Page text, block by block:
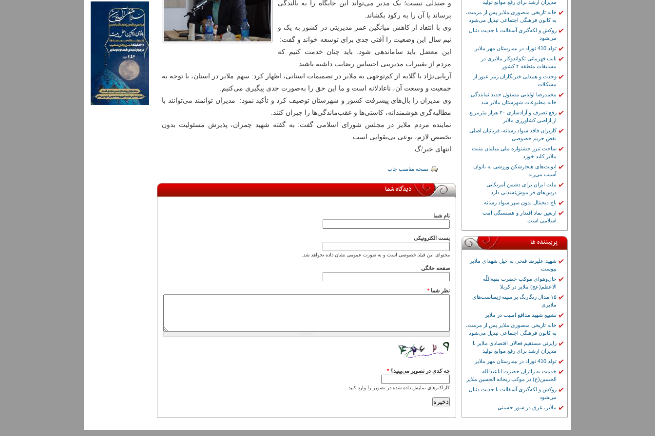
و صندلی نیست؛ یک مدیر می‌تواند این جایگاه را به بالندگی
برساند یا آن را به رکود بکشاند.
وی با انتقاد از کاهش میانگین عمر مدیریتی در کشور به یک و
نیم سال این وضعیت را آفتی جدی برای توسعه خواند و گفت:
این معضل باید ساماندهی شود. باید چنان خدمت کنیم که
مردم از تغییرات مدیریتی احساس رضایت داشته باشند.
آریایی‌نژاد با گلایه از کم‌توجهی به ملایر در تصمیمات استانی، اظهار کرد: سهم ملایر در استان، با توجه به
جمعیت و وسعت آن، ناعادلانه است و ما این حق را به‌صورت جدی پیگیری می‌کنیم.
وی مدیران را بال‌های پیشرفت کشور و شهرستان توصیف کرد و تأکید نمود: مدیران توانمند می‌توانند با
مطالبه‌گری هوشمندانه، کاستی‌ها و عقب‌ماندگی‌ها را جبران کنند.
نماینده مردم ملایر در مجلس شورای اسلامی گفت: به گفته شهید چمران، پذیرش مسئولیت بدون
تخصص لازم، نوعی بی‌تقوایی است.
انتهای خبر/گ
نسخه مناسب چاپ
دیدگاه شما
نام شما
پست الکترونیکی
محتوای این فیلد خصوصی است و به صورت عمومی نشان داده نخواهد شد.
صفحه خانگی
نظر شما*
چه کدی در تصویر می‌بینید؟*
کاراکترهای نمایش داده شده در تصویر را وارد کنید.
مدیران ارشد برای رفع موانع تولید
خانه تاریخی منصوری ملایر پس از مرمت،
به کانون فرهنگی اجتماعی تبدیل می‌شود
روکش و لکه‌گیری آسفالت با جدیت دنبال
می‌شود
تولد 410 نوزاد در بیمارستان مهر ملایر
نایب قهرمانی تکواندوکار ملایری در
مسابقات منطقه ۴ کشور
وحدت و همدلی خبرنگاران رمز عبور از
مشکلات
محمدرضا اولیایی مسئول جدید نمایندگی
خانه مطبوعات شهرستان ملایر شد
رفع تصرف و آزادسازی ۲۰ هزار مترمربع
از اراضی کشاورزی ملایر
کاربران فاقد سواد رسانه، قربانیان اصلی
نقض حریم خصوصی
ساخت تیزر جشنواره ملی مبلمان منبت
ملایر کلید خورد
ایونت‌های هنجارشکن ورزشی به بانوان
آسیب می‌زند
ملت ایران برای دشمن آمریکایی
درس‌های فراموش‌نشدنی دارد
باج دیجیتال بدون سپر سواد رسانه
اربعین نماد اقتدار و همبستگی امت
اسلامی است
پربیننده ها
شهید علیرضا فتحی به خیل شهدای ملایر
پیوست
حال‌وهوای موکب حضرت بقیة‌اللّٰه
الاعظم(عج) ملایر در کربلا
۱۵ مدال رنگارنگ بر سینه ژیمناست‌های
ملایری
تشییع شهید مدافع امنیت در ملایر
خانه تاریخی منصوری ملایر پس از مرمت،
به کانون فرهنگی اجتماعی تبدیل می‌شود
رایزنی مستقیم فعالان اقتصادی ملایر با
مدیران ارشد برای رفع موانع تولید
تولد 410 نوزاد در بیمارستان مهر ملایر
خدمت به زائران حضرت اباعبدالله
الحسین(ع) در موکب ریحانه الحسین ملایر
روکش و لکه‌گیری آسفالت با جدیت دنبال
می‌شود
ملایر، غرق در شور حسینی